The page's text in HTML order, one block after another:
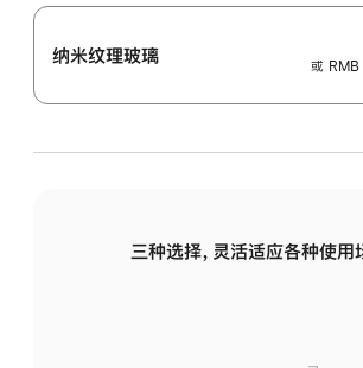
纳米纹理玻璃
或
三种选择，灵活适应各种使用